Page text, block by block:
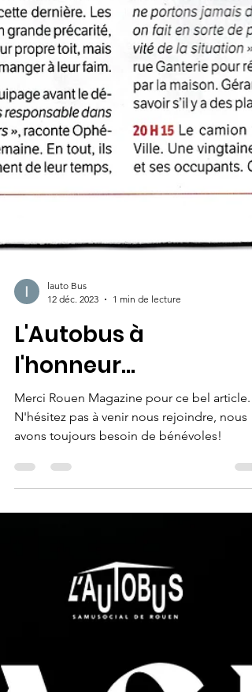
12 déc. 2023
1 min de lecture
L'Autobus à
l'honneur...
Merci Rouen Magazine pour ce bel article.
N'hésitez pas à venir nous rejoindre, nous